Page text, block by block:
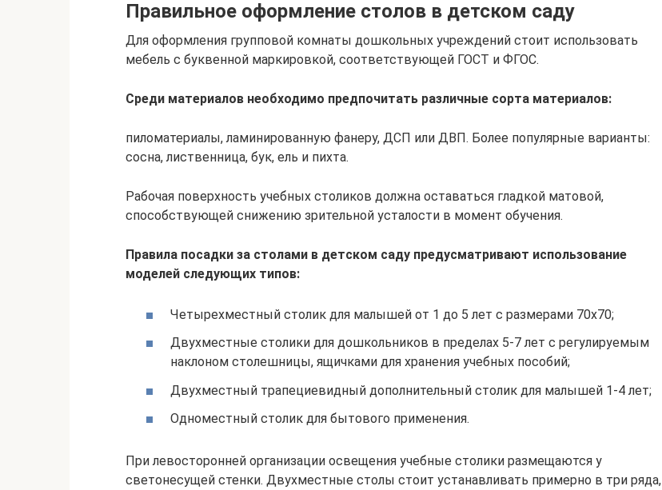
Правильное оформление столов в детском саду
Для оформления групповой комнаты дошкольных учреждений стоит использовать
мебель с буквенной маркировкой, соответствующей ГОСТ и ФГОС.
Среди материалов необходимо предпочитать различные сорта материалов:
пиломатериалы, ламинированную фанеру, ДСП или ДВП. Более популярные варианты:
сосна, лиственница, бук, ель и пихта.
Рабочая поверхность учебных столиков должна оставаться гладкой матовой,
способствующей снижению зрительной усталости в момент обучения.
Правила посадки за столами в детском саду предусматривают использование
моделей следующих типов:
Четырехместный столик для малышей от 1 до 5 лет с размерами 70х70;
Двухместные столики для дошкольников в пределах 5-7 лет с регулируемым
наклоном столешницы, ящичками для хранения учебных пособий;
Двухместный трапециевидный дополнительный столик для малышей 1-4 лет;
Одноместный столик для бытового применения.
При левосторонней организации освещения учебные столики размещаются у
светонесущей стенки. Двухместные столы стоит устанавливать примерно в три ряда,